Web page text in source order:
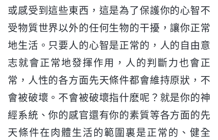
或感受到這些東西，這是為了保護你的心智不
受物質世界以外的任何生物的干擾，讓你正常
地生活。只要人的心智是正常的，人的自由意
志就會正常地發揮作用，人的判斷力也會正
常，人性的各方面先天條件都會維持原狀，不
會被破壞。不會被破壞指什麽呢？就是你的神
經系統、你的感官還有你的素質等各方面的先
天條件在肉體生活的範圍裏是正常的、健全